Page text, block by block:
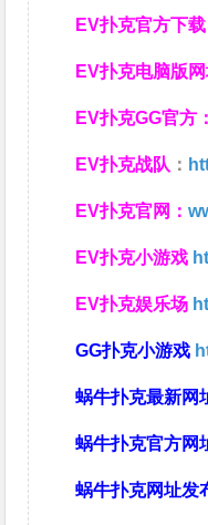
EV扑克官方下
EV扑克电脑版
EV扑克GG官方
EV扑克战队 ：
EV扑克官网：
EV扑克小游戏
EV扑克娱乐场
GG扑克小游戏
蜗牛扑克最新网
蜗牛扑克官方网
蜗牛扑克网址发